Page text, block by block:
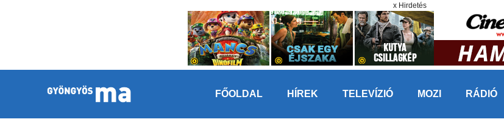
x Hirdetés
FŐOLDAL HÍREK TELEVÍZIÓ MOZI RÁDIÓ